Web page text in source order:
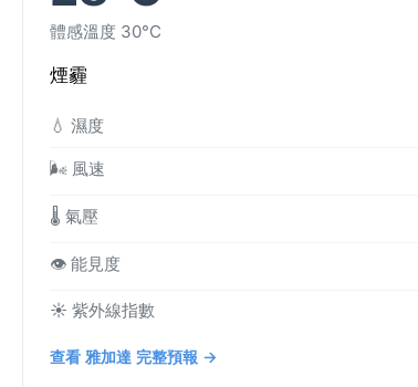
體感溫度 30°C
煙霾
💧 濕度
🌬️ 風速
🌡️ 氣壓
👁️ 能見度
☀️ 紫外線指數
查看 雅加達 完整預報 →